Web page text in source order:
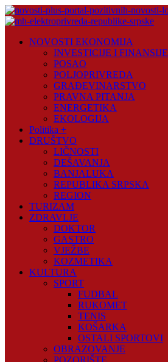
Skip
to
Plus
NOVOSTI EKONOMIJA
INVESTICIJE I FINANSIJE
POSAO
POLJOPRIVREDA
GRAĐEVINARSTVO
PRAVNA PITANJA
ENERGETIKA
EKOLOGIJA
Politika +
DRUŠTVO
LIČNOSTI
DEŠAVANJA
BANJALUKA
REPUBLIKA SRPSKA
REGION
TURIZAM
ZDRAVLJE
DOKTOR
GASTRO
VJEŽBE
KOZMETIKA
KULTURA
SPORT
FUDBAL
RUKOMET
TENIS
KOŠARKA
OSTALI SPORTOVI
OBRAZOVANJE
POZORIŠTE